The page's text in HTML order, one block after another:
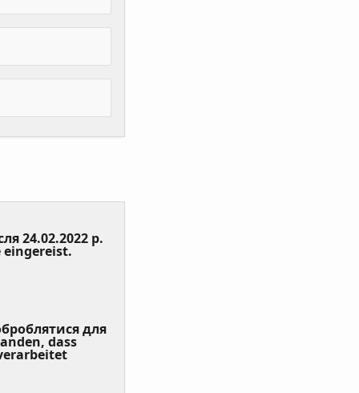
24.02.2022 р.
eingereist. (Value
для
dass